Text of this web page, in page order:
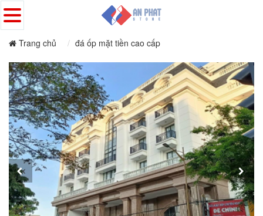
Trang chủ đá ốp mặt tiền cao cấp